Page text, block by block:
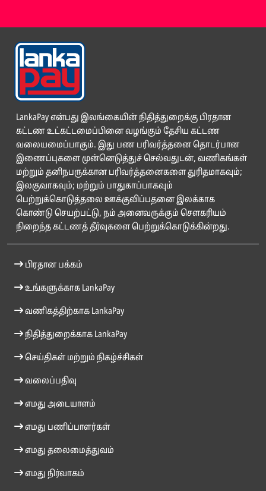
LankaPay என்பது இலங்கையின் நிதித்துறைக்கு பிரதான
கட்டண உட்கட்டமைப்பினை வழங்கும் தேசிய கட்டண
வலையமைப்பாகும். இது பண பரிவர்த்தனை தொடர்பான
இணைப்புகளை முன்னெடுத்துச் செல்வதுடன், வணிகங்கள்
மற்றும் தனிநபருக்கான பரிவர்த்தனைகளை துரிதமாகவும்;
இலகுவாகவும்; மற்றும் பாதுகாப்பாகவும்
பெற்றுக்கொடுத்தலை ஊக்குவிப்பதனை இலக்காக
கொண்டு செயற்பட்டு, நம் அனைவருக்கும் சௌகரியம்
நிறைந்த கட்டணத் தீர்வுகளை பெற்றுக்கொடுக்கின்றது.
பிரதான பக்கம்
உங்களுக்காக LankaPay
வணிகத்திற்காக LankaPay
நிதித்துறைக்காக LankaPay
செய்திகள் மற்றும் நிகழ்ச்சிகள்
வலைப்பதிவு
எமது அடையாளம்
எமது பணிப்பாளர்கள்
எமது தலைமைத்துவம்
எமது நிர்வாகம்